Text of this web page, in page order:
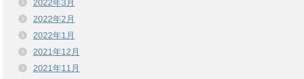
2022年3月
2022年2月
2022年1月
2021年12月
2021年11月